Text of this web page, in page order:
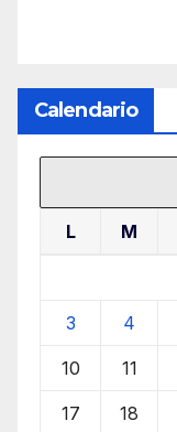
Calendario
L M
3 4
10 11
17 18